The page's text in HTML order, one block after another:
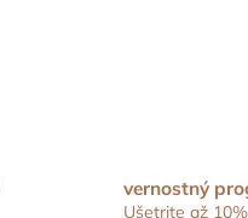
vernostný
Ušetrite až 10%